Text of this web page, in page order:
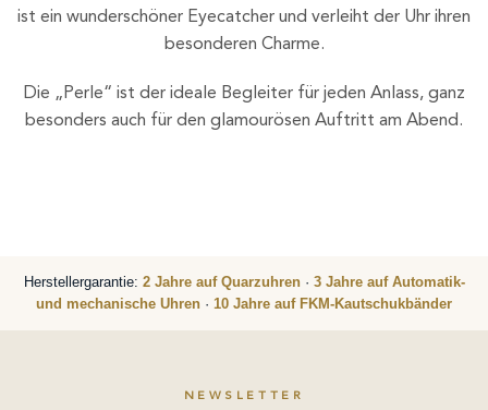
ist ein wunderschöner Eyecatcher und verleiht der Uhr ihren
besonderen Charme.
Die „Perle“ ist der ideale Begleiter für jeden Anlass, ganz
besonders auch für den glamourösen Auftritt am Abend.
Herstellergarantie: 2 Jahre auf Quarzuhren· 3 Jahre auf Automatik-
und mechanische Uhren · 10 Jahre auf FKM-Kautschukbänder
NEWSLETTER